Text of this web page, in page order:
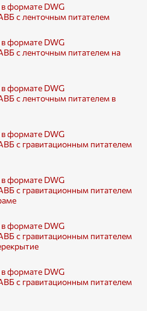
формате DWG
с ленточным питателем
формате DWG
с ленточным питателем на
формате DWG
с ленточным питателем в
формате DWG
с гравитационным питателем
формате DWG
с гравитационным питателем
формате DWG
с гравитационным питателем
формате DWG
с гравитационным питателем